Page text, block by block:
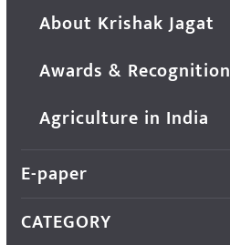
About Krishak Jagat
Awards & Recognition
Agriculture in India
E-paper
CATEGORY